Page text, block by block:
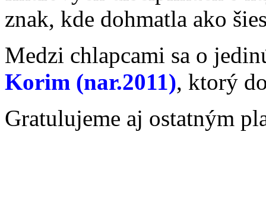
znak, kde dohmatla ako
Medzi chlapcami sa o
Korim (nar.2011), ktorý
Gratulujeme aj ostatným